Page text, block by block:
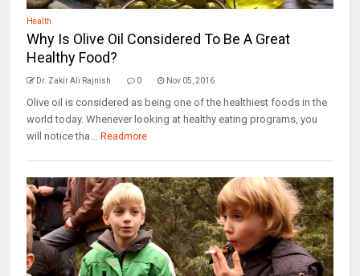
Health
Why Is Olive Oil Considered To Be A Great
Healthy Food?
Dr. Zakir Ali Rajnish 0 Nov 05, 2016
Olive oil is considered as being one of the healthiest foods in the
world today. Whenever looking at healthy eating programs, you
will notice tha... Readmore